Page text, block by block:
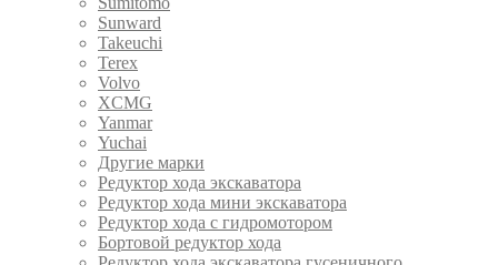
Sunward
Takeuchi
Terex
Volvo
XCMG
Yanmar
Yuchai
Другие марки
Редуктор хода экскаватора
Редуктор хода мини экскаватора
Редуктор хода с гидромотором
Бортовой редуктор хода